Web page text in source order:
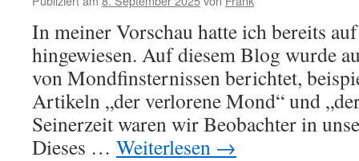
In meiner Vorschau hatte ich bereits
hingewiesen. Auf diesem Blog wurde
von Mondfinsternissen berichtet,
Artikeln „der verlorene Mond“ und
Seinerzeit waren wir Beobachter in
Dieses … Weiterlesen →